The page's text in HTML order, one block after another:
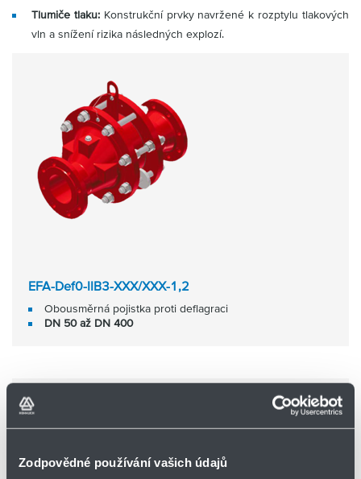
Zodpovědné používání vašich údajů
Tlumiče tlaku: Konstrukční prvky navržené k rozptylu tlakových
vln a snížení rizika následných explozí.
EFA-Def0-IIB3-XXX/XXX-1,2
Obousměrná pojistka proti deflagraci
DN 50 až DN 400